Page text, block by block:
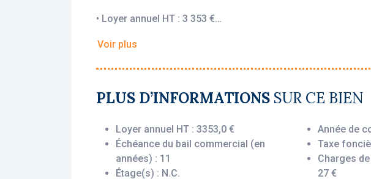
• Loyer annuel HT : 3 353 €
• Gestionnaire : CosyHome
sur vos revenus locatifs. Le bien est exploité par un
(CosyHome), engagé par un bail commercial, vous assurant
Description du bien :
Cet appartement T1 situé au 1er étage offre un agencement
Voir plus
PLUS D’INFORMATIONS SUR CE BIEN
Loyer annuel HT : 3353,0 €
Échéance du bail commercial (en
années) : 11
Étage(s) : N.C.
Année de
Taxe
Charges
27 €